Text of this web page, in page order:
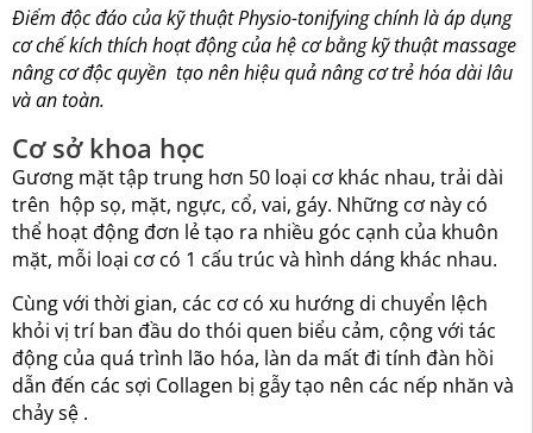
Điểm độc đáo của kỹ thuật Physio-tonifying chính là áp dụng
cơ chế kích thích hoạt động của hệ cơ bằng kỹ thuật massage
nâng cơ độc quyền tạo nên hiệu quả nâng cơ trẻ hóa dài lâu
và an toàn.
Cơ sở khoa học
Gương mặt tập trung hơn 50 loại cơ khác nhau, trải dài
trên hộp sọ, mặt, ngực, cổ, vai, gáy. Những cơ này có
thể hoạt động đơn lẻ tạo ra nhiều góc cạnh của khuôn
mặt, mỗi loại cơ có 1 cấu trúc và hình dáng khác nhau.
Cùng với thời gian, các cơ có xu hướng di chuyển lệch
khỏi vị trí ban đầu do thói quen biểu cảm, cộng với tác
động của quá trình lão hóa, làn da mất đi tính đàn hồi
dẫn đến các sợi Collagen bị gẫy tạo nên các nếp nhăn và
chảy sệ .